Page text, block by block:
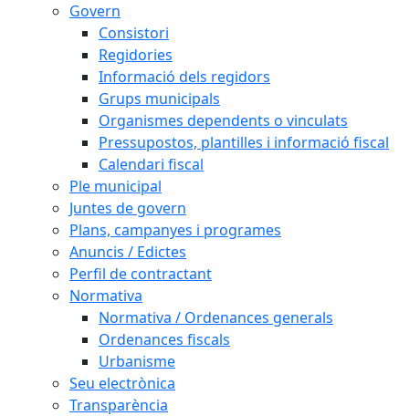
Govern
Consistori
Regidories
Informació dels regidors
Grups municipals
Organismes dependents o vinculats
Pressupostos, plantilles i informació fiscal
Calendari fiscal
Ple municipal
Juntes de govern
Plans, campanyes i programes
Anuncis / Edictes
Perfil de contractant
Normativa
Normativa / Ordenances generals
Ordenances fiscals
Urbanisme
Seu electrònica
Transparència